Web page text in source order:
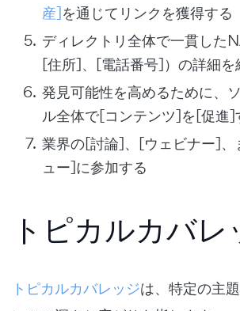
産]を通じてリンクを獲得する
ディレクトリ全体で一貫した
[住所]、[電話番号]）の詳細を
発見可能性を高めるために、
ル全体で[コンテンツ]を[促進]
業界の[討論]、[ウェビナー]、
ュー]に参加する
トピカルカバレ
トピカルカバレッジは、特定の主